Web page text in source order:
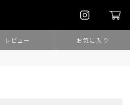
レビュー お気に入り